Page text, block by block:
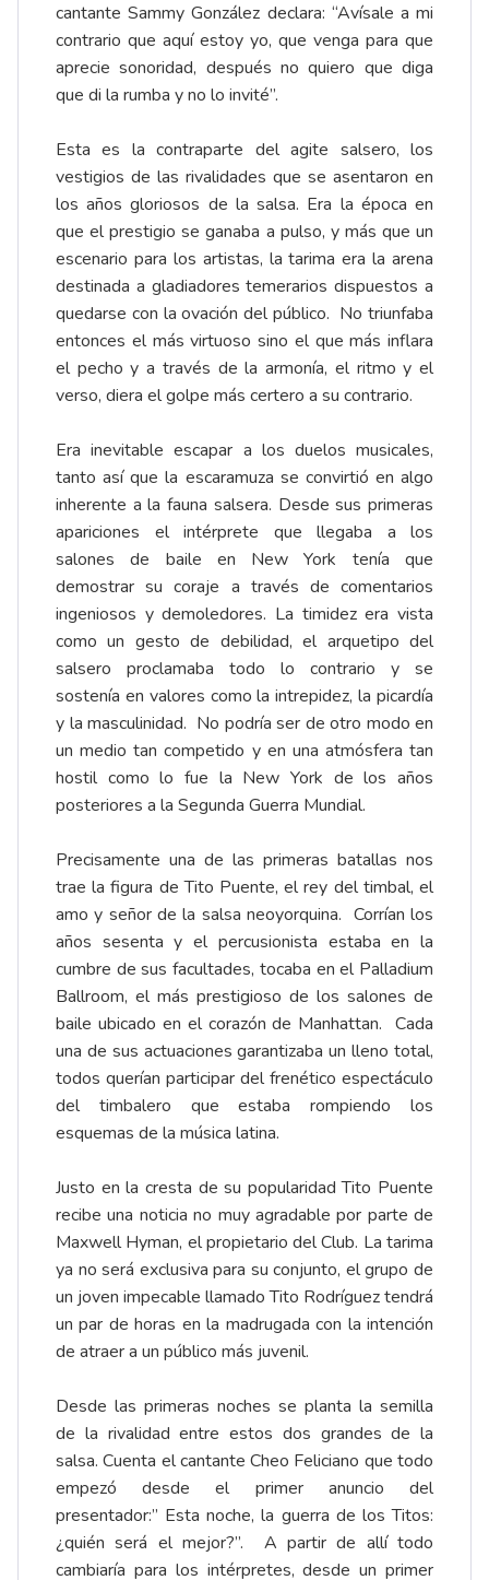
cantante Sammy González declara: “Avísale a mi
contrario que aquí estoy yo, que venga para que
aprecie sonoridad, después no quiero que diga
que di la rumba y no lo invité”.
Esta es la contraparte del agite salsero, los
vestigios de las rivalidades que se asentaron en
los años gloriosos de la salsa. Era la época en
que el prestigio se ganaba a pulso, y más que un
escenario para los artistas, la tarima era la arena
destinada a gladiadores temerarios dispuestos a
quedarse con la ovación del público. No triunfaba
entonces el más virtuoso sino el que más inflara
el pecho y a través de la armonía, el ritmo y el
verso, diera el golpe más certero a su contrario.
Era inevitable escapar a los duelos musicales,
tanto así que la escaramuza se convirtió en algo
inherente a la fauna salsera. Desde sus primeras
apariciones el intérprete que llegaba a los
salones de baile en New York tenía que
demostrar su coraje a través de comentarios
ingeniosos y demoledores. La timidez era vista
como un gesto de debilidad, el arquetipo del
salsero proclamaba todo lo contrario y se
sostenía en valores como la intrepidez, la picardía
y la masculinidad. No podría ser de otro modo en
un medio tan competido y en una atmósfera tan
hostil como lo fue la New York de los años
posteriores a la Segunda Guerra Mundial.
Precisamente una de las primeras batallas nos
trae la figura de Tito Puente, el rey del timbal, el
amo y señor de la salsa neoyorquina. Corrían los
años sesenta y el percusionista estaba en la
cumbre de sus facultades, tocaba en el Palladium
Ballroom, el más prestigioso de los salones de
baile ubicado en el corazón de Manhattan. Cada
una de sus actuaciones garantizaba un lleno total,
todos querían participar del frenético espectáculo
del timbalero que estaba rompiendo los
esquemas de la música latina.
Justo en la cresta de su popularidad Tito Puente
recibe una noticia no muy agradable por parte de
Maxwell Hyman, el propietario del Club. La tarima
ya no será exclusiva para su conjunto, el grupo de
un joven impecable llamado Tito Rodríguez tendrá
un par de horas en la madrugada con la intención
de atraer a un público más juvenil.
Desde las primeras noches se planta la semilla
de la rivalidad entre estos dos grandes de la
salsa. Cuenta el cantante Cheo Feliciano que todo
empezó desde el primer anuncio del
presentador:” Esta noche, la guerra de los Titos:
¿quién será el mejor?”. A partir de allí todo
cambiaría para los intérpretes, desde un primer